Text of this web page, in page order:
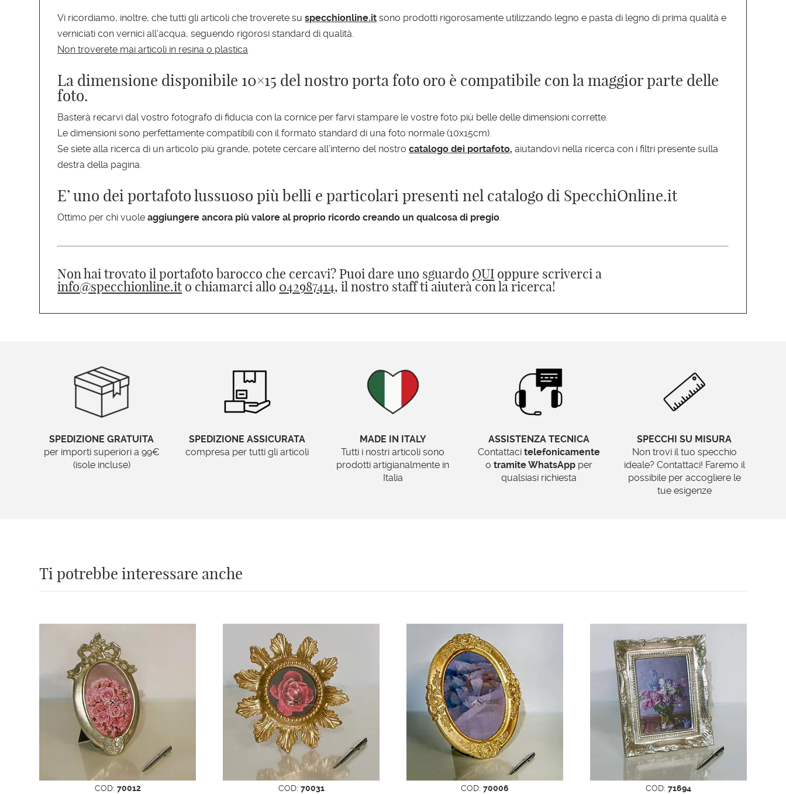
Vi ricordiamo, inoltre, che tutti gli articoli che troverete suspecchionline.it sono prodotti rigorosamente utilizzando legno e pasta di legno di prima qualità e
verniciati con vernici all’acqua, seguendo rigorosi standard di qualità.
Non troverete mai articoli in resina o plastica
La dimensione disponibile 10×15 del nostro porta foto oro è compatibile con la maggior parte delle
foto.
Basterà recarvi dal vostro fotografo di fiducia con la cornice per farvi stampare le vostre foto più belle delle dimensioni corrette.
Le dimensioni sono perfettamente compatibili con il formato standard di una foto normale (10x15cm).
Se siete alla ricerca di un articolo più grande, potete cercare all’interno del nostrocatalogo dei portafoto, aiutandovi nella ricerca con i filtri presente sulla
destra della pagina.
E’ uno dei portafoto lussuoso più belli e particolari presenti nel catalogo di SpecchiOnline.it
Ottimo per chi vuoleaggiungere ancora più valore al proprio ricordo creando un qualcosa di pregio.
Non hai trovato il portafoto barocco che cercavi? Puoi dare uno sguardo QUI oppure scriverci a
info@specchionline.it o chiamarci allo 042987414, il nostro staff ti aiuterà con la ricerca!
SPEDIZIONE GRATUITA
per importi superiori a 99€
(isole incluse)
SPEDIZIONE ASSICURATA
compresa per tutti gli articoli
MADE IN ITALY
Tutti i nostri articoli sono
prodotti artigianalmente in
Italia
ASSISTENZA TECNICA
Contattaci telefonicamente
o tramite WhatsAppper
qualsiasi richiesta
SPECCHI SU MISURA
Non trovi il tuo specchio
ideale? Contattaci! Faremo il
possibile per accogliere le
tue esigenze
Ti potrebbe interessare anche
COD: 70012 COD: 70031 COD: 70006 COD: 71694